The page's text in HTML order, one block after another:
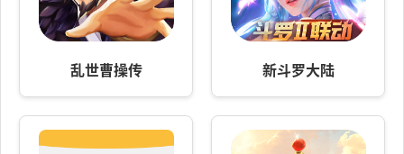
乱世曹操传 新斗罗大陆